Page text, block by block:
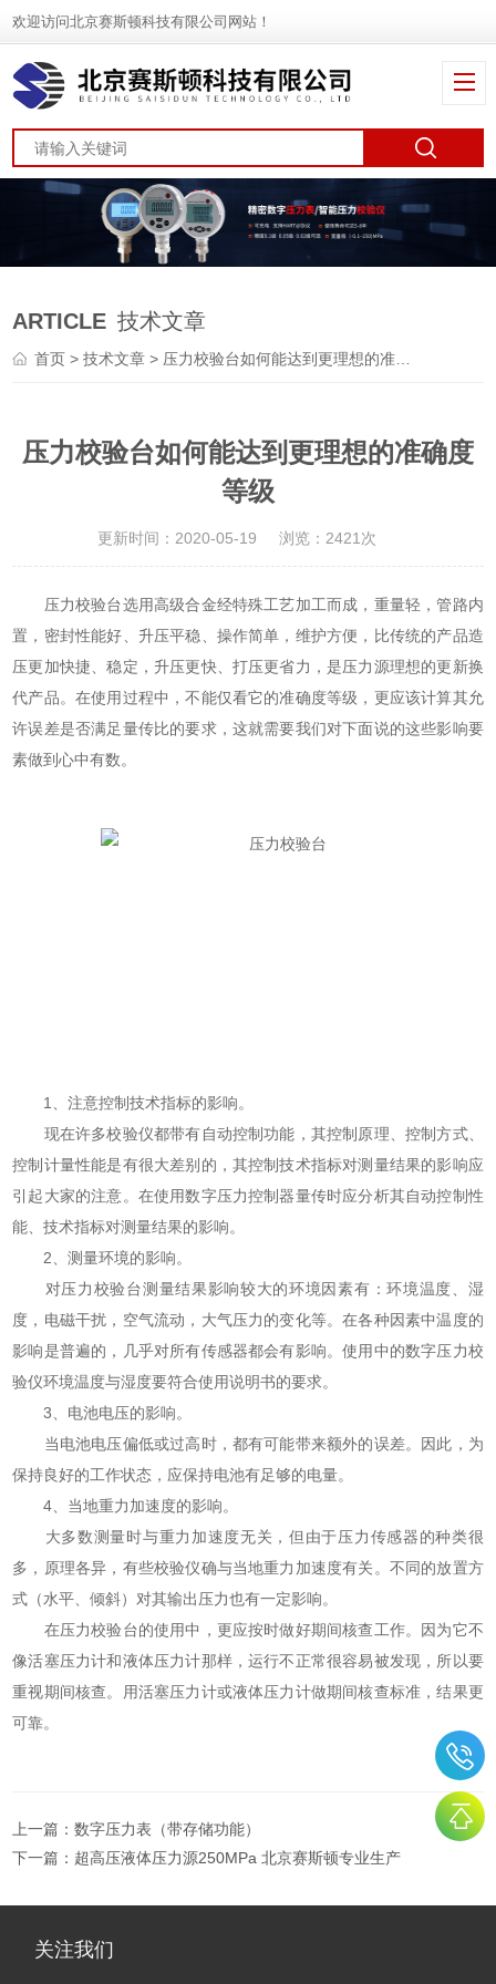
欢迎访问北京赛斯顿科技有限公司网站！
ARTICLE 技术文章
首页 >技术文章 > 压力校验台如何能达到更理想的准确度等级
压力校验台如何能达到更理想的准确度
等级
更新时间：2020-05-19 浏览：2421次
压力校验台选用高级合金经特殊工艺加工而成，重量轻，管路内
置，密封性能好、升压平稳、操作简单，维护方便，比传统的产品造
压更加快捷、稳定，升压更快、打压更省力，是压力源理想的更新换
代产品。在使用过程中，不能仅看它的准确度等级，更应该计算其允
许误差是否满足量传比的要求，这就需要我们对下面说的这些影响要
素做到心中有数。
1、注意控制技术指标的影响。
现在许多校验仪都带有自动控制功能，其控制原理、控制方式、
控制计量性能是有很大差别的，其控制技术指标对测量结果的影响应
引起大家的注意。在使用数字压力控制器量传时应分析其自动控制性
能、技术指标对测量结果的影响。
2、测量环境的影响。
对压力校验台测量结果影响较大的环境因素有：环境温度、湿
度，电磁干扰，空气流动，大气压力的变化等。在各种因素中温度的
影响是普遍的，几乎对所有传感器都会有影响。使用中的数字压力校
验仪环境温度与湿度要符合使用说明书的要求。
3、电池电压的影响。
当电池电压偏低或过高时，都有可能带来额外的误差。因此，为
保持良好的工作状态，应保持电池有足够的电量。
4、当地重力加速度的影响。
大多数测量时与重力加速度无关，但由于压力传感器的种类很
多，原理各异，有些校验仪确与当地重力加速度有关。不同的放置方
式（水平、倾斜）对其输出压力也有一定影响。
在压力校验台的使用中，更应按时做好期间核查工作。因为它不
像活塞压力计和液体压力计那样，运行不正常很容易被发现，所以要
重视期间核查。用活塞压力计或液体压力计做期间核查标准，结果更
可靠。
上一篇：数字压力表（带存储功能）
下一篇： 超高压液体压力源250MPa 北京赛斯顿专业生产
关注我们